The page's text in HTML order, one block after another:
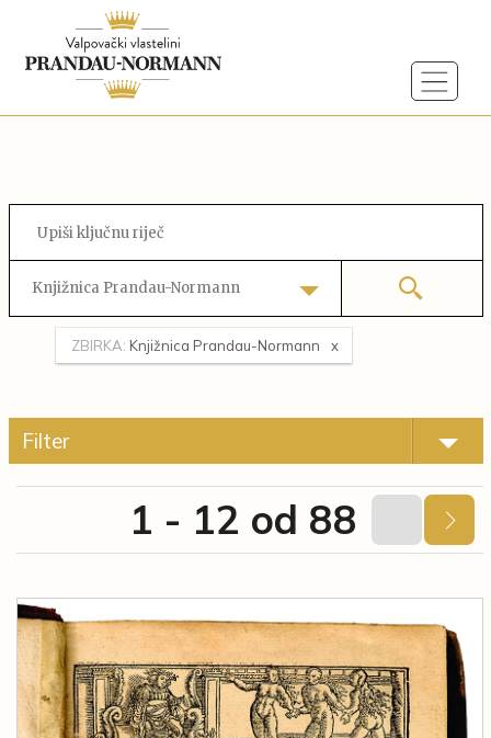
Knjižnica Prandau-Normann
ZBIRKA: Knjižnica Prandau-Normann
Filter
1 - 12 od 88